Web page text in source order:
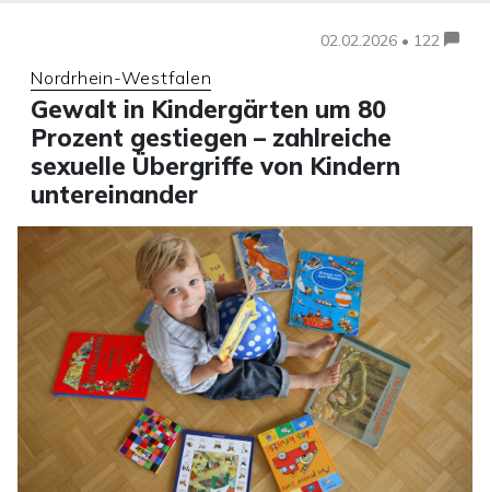
02.02.2026 • 122
Nordrhein-Westfalen
Gewalt in Kindergärten um 80
Prozent gestiegen – zahlreiche
sexuelle Übergriffe von Kindern
untereinander